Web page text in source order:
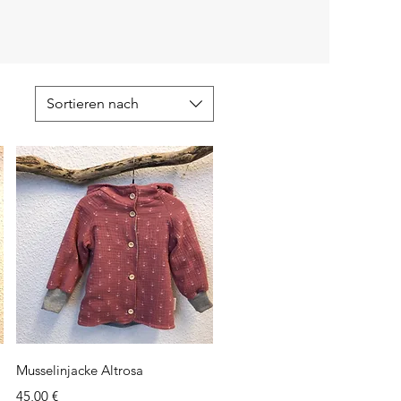
Sortieren nach
Schnellansicht
Musselinjacke Altrosa
Preis
45,00 €